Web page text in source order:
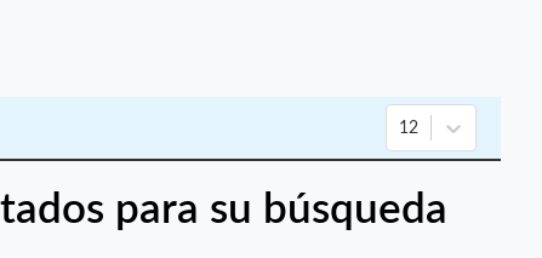
12
para su búsqueda